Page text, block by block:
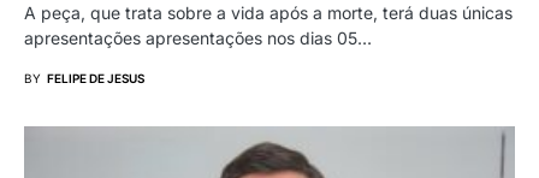
A peça, que trata sobre a vida após a morte, terá duas únicas
apresentações apresentações nos dias 05…
BY FELIPE DE JESUS